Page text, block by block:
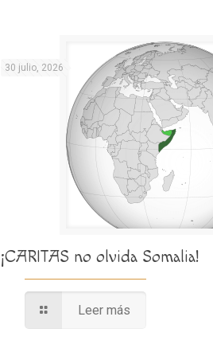
30 julio, 2026
¡CARITAS no olvida Somalia!
Leer más